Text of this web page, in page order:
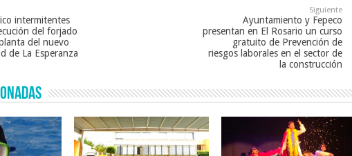
intermitentes
del forjado
del nuevo
de La Esperanza
Siguiente
Ayuntamiento y Fepeco
presentan en El Rosario un curso
gratuito de Prevención de
riesgos laborales en el sector de
la construcción